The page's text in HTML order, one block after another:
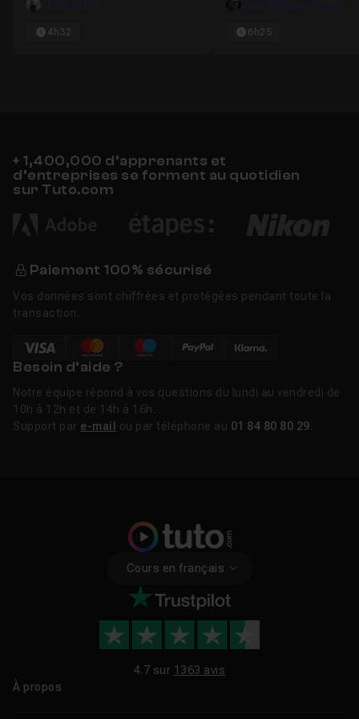
Abdel Maha
4h32
Jean-Philippe Perrier
6h25
+ 1,400,000 d’apprenants et
d’entreprises se forment au quotidien
sur Tuto.com
Paiement 100% sécurisé
Vos données sont chiffrées et protégées pendant toute la
transaction.
Besoin d’aide ?
Notre équipe répond à vos questions du lundi au vendredi de
10h à 12h et de 14h à 16h.
Support par e-mail ou par téléphone au 01 84 80 80 29
Cours en français
4.7 sur 1363 avis
À propos